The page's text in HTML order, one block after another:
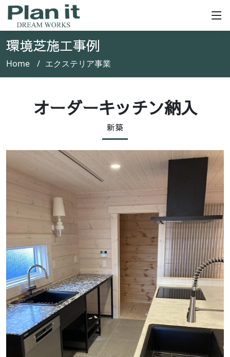
環境芝施工事例
Home エクステリア事業
オーダーキッチン納入
新築